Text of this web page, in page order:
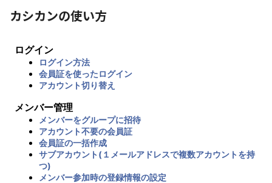
カシカンの使い方
ログイン
ログイン方法
会員証を使ったログイン
アカウント切り替え
メンバー管理
メンバーをグループに招待
アカウント不要の会員証
会員証の一括作成
サブアカウント(１メールアドレスで複数アカウントを持
つ)
メンバー参加時の登録情報の設定